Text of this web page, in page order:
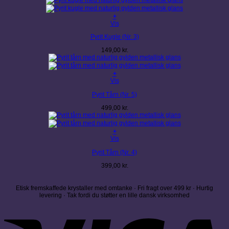
+
Vis
Pyrit Kugle (Nr. 3)
149,00 kr.
+
Vis
Pyrit Tårn (Nr. 5)
499,00 kr.
+
Vis
Pyrit Tårn (Nr. 4)
399,00 kr.
Etisk fremskaffede krystaller med omtanke · Fri fragt over 499 kr · Hurtig
levering · Tak fordi du støtter en lille dansk virksomhed